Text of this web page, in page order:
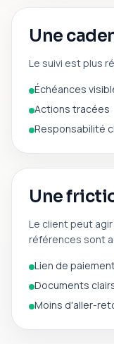
Une
Le suivi est plus
Échéances
Actions tracées
Responsabilité
Une
Le client peut
références sont
Lien de
Documents
Moins d'aller-